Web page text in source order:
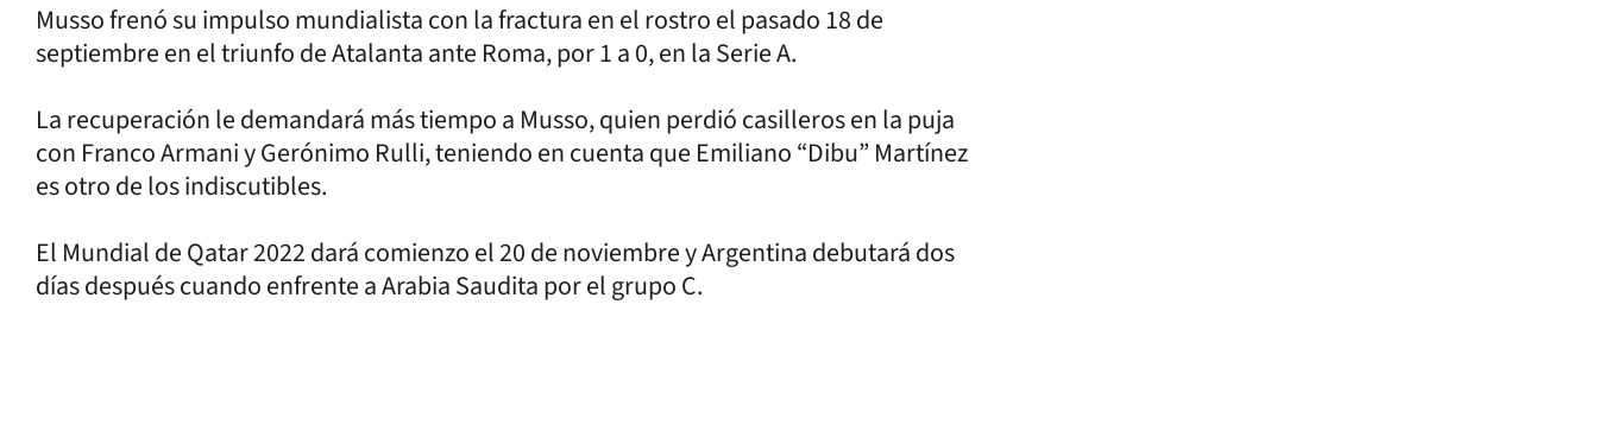
Musso frenó su impulso mundialista con la fractura en el rostro el pasado 18 de
septiembre en el triunfo de Atalanta ante Roma, por 1 a 0, en la Serie A.
La recuperación le demandará más tiempo a Musso, quien perdió casilleros en la puja
con Franco Armani y Gerónimo Rulli, teniendo en cuenta que Emiliano “Dibu” Martínez
es otro de los indiscutibles.
El Mundial de Qatar 2022 dará comienzo el 20 de noviembre y Argentina debutará dos
días después cuando enfrente a Arabia Saudita por el grupo C.